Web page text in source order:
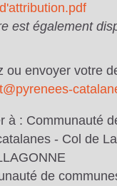
est également
ou envoyer votre
à : Communauté
- Col de
de